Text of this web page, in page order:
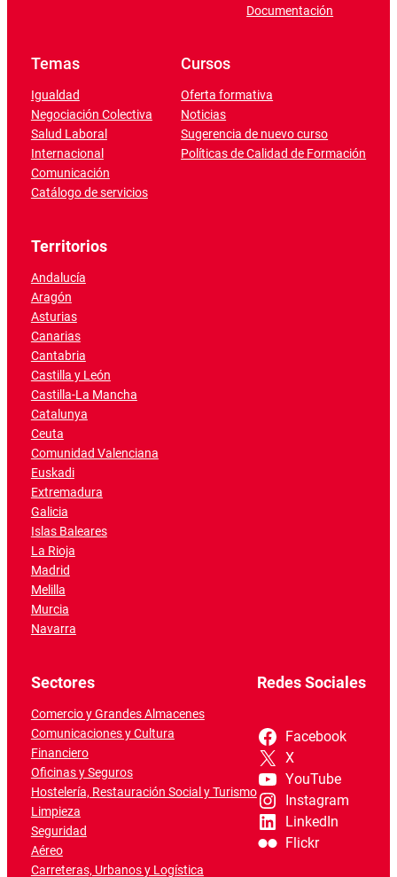
Documentación
Temas
Igualdad
Negociación Colectiva
Salud Laboral
Internacional
Comunicación
Catálogo de servicios
Cursos
Oferta formativa
Noticias
Sugerencia de nuevo curso
Políticas de Calidad de Formación
Territorios
Andalucía
Aragón
Asturias
Canarias
Cantabria
Castilla y León
Castilla-La Mancha
Catalunya
Ceuta
Comunidad Valenciana
Euskadi
Extremadura
Galicia
Islas Baleares
La Rioja
Madrid
Melilla
Murcia
Navarra
Sectores
Comercio y Grandes Almacenes
Comunicaciones y Cultura
Financiero
Oficinas y Seguros
Hostelería, Restauración Social y Turismo
Limpieza
Seguridad
Aéreo
Carreteras, Urbanos y Logística
Redes Sociales
Facebook
X
YouTube
Instagram
LinkedIn
Flickr